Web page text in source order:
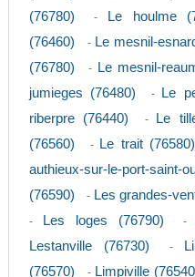
(76780)
- Le houlme
(76460)
- Le mesnil-
(76780)
- Le mesnil-
jumieges (76480)
- Le
riberpre (76440)
- Le
(76560)
- Le trait (76580)
authieux-sur-le-port-saint-
(76590)
- Les grandes-
- Les loges (76790) -
Lestanville (76730) -
(76570)
- Limpiville